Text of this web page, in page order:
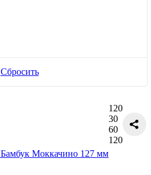
Сбросить
120
30
60
120